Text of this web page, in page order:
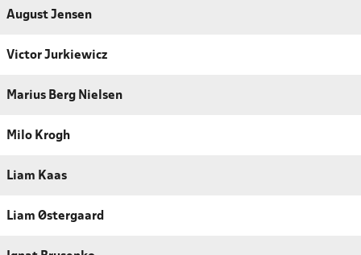
August Jensen
Victor Jurkiewicz
Marius Berg Nielsen
Milo Krogh
Liam Kaas
Liam Østergaard